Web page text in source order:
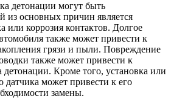
детонации могут быть
из основных причин является
или коррозия контактов. Долгое
также может привести к
грязи и пыли. Повреждение
также может привести к
детонации. Кроме того, установка или
датчика может привести к его
замены.